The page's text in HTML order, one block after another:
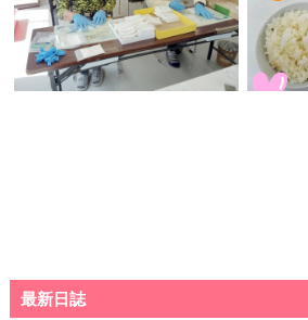
最新日誌